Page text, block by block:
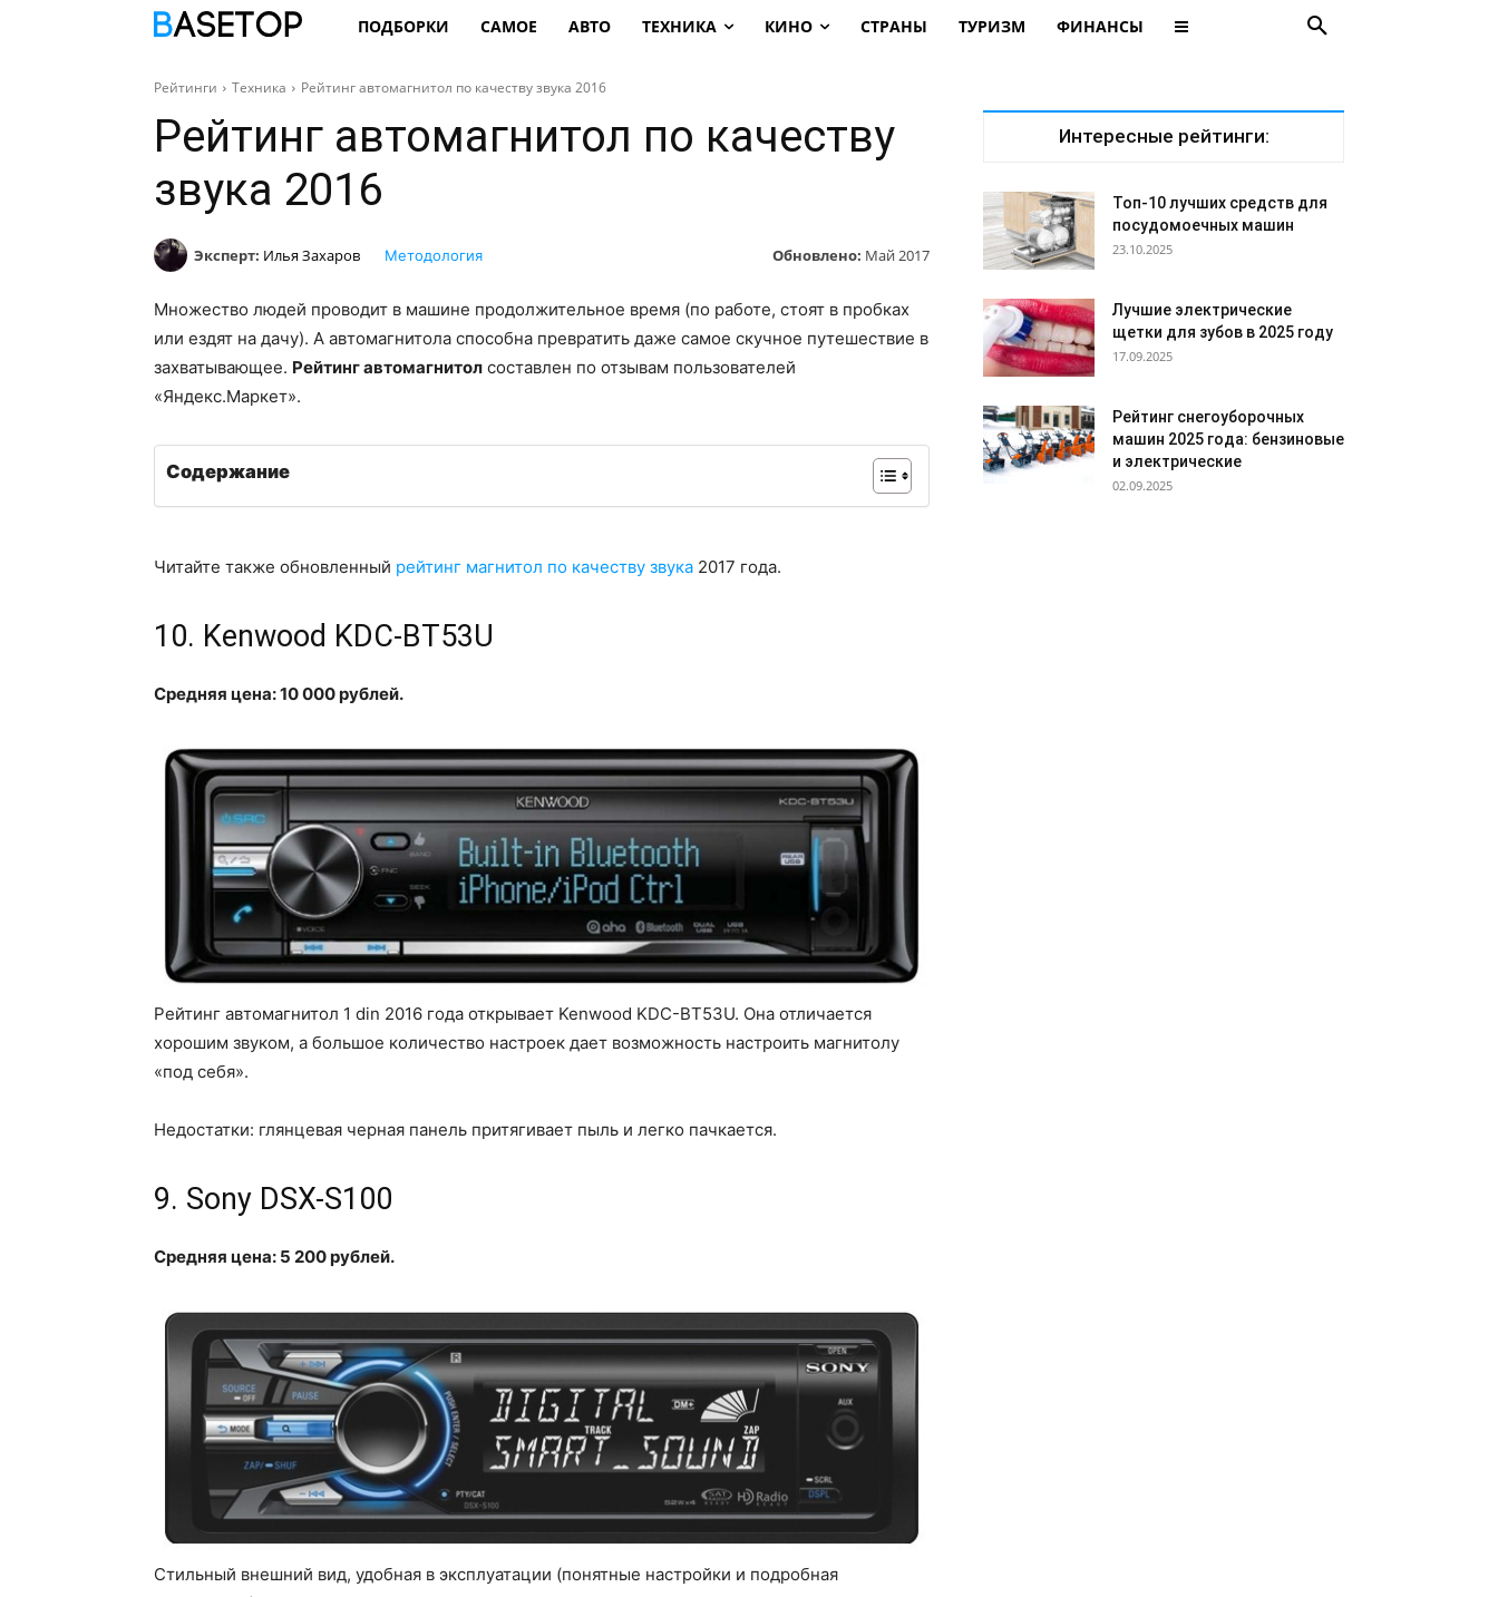
ПОДБОРКИ САМОЕ АВТО ТЕХНИКА КИНО СТРАНЫ ТУРИЗМ ФИНАНСЫ
Рейтинги Техника Рейтинг автомагнитол по качеству звука 2016
Рейтинг автомагнитол по качеству
звука 2016
Эксперт: Илья Захаров Обновлено: Май 2017
Методология
Множество людей проводит в машине продолжительное время (по работе, стоят в пробках
или ездят на дачу). А автомагнитола способна превратить даже самое скучное путешествие в
захватывающее. Рейтинг автомагнитол составлен по отзывам пользователей
«Яндекс.Маркет».
Содержание
Читайте также обновленный рейтинг магнитол по качеству звука 2017 года.
10. Kenwood KDC-BT53U
Средняя цена: 10 000 рублей.
Рейтинг автомагнитол 1 din 2016 года открывает Kenwood KDC-BT53U. Она отличается
хорошим звуком, а большое количество настроек дает возможность настроить магнитолу
«под себя».
Недостатки: глянцевая черная панель притягивает пыль и легко пачкается.
9. Sony DSX-S100
Средняя цена: 5 200 рублей.
Стильный внешний вид, удобная в эксплуатации (понятные настройки и подробная
Интересные рейтинги:
Топ-10 лучших средств для
посудомоечных машин
23.10.2025
Лучшие электрические
щетки для зубов в 2025 году
17.09.2025
Рейтинг снегоуборочных
машин 2025 года: бензиновые
и электрические
02.09.2025